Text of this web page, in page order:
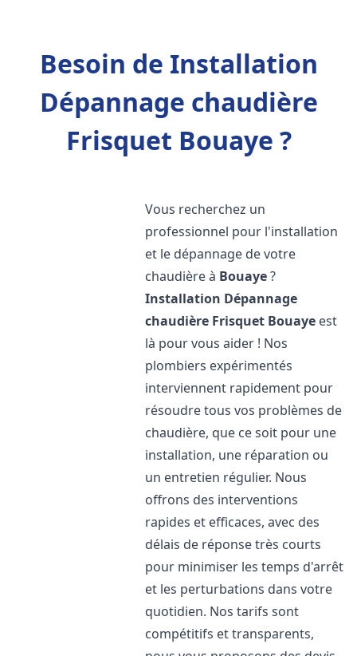
Besoin de Installation
Dépannage chaudière
Frisquet Bouaye ?
Vous recherchez un
professionnel pour l'installation
et le dépannage de votre
chaudière à Bouaye?
Installation Dépannage
chaudière Frisquet Bouaye est
là pour vous aider ! Nos
plombiers expérimentés
interviennent rapidement pour
résoudre tous vos problèmes de
chaudière, que ce soit pour une
installation, une réparation ou
un entretien régulier. Nous
offrons des interventions
rapides et efficaces, avec des
délais de réponse très courts
pour minimiser les temps d'arrêt
et les perturbations dans votre
quotidien. Nos tarifs sont
compétitifs et transparents,